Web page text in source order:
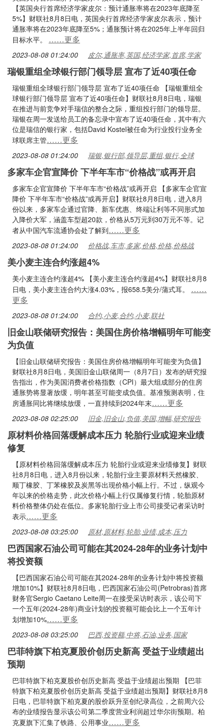
【英国央行首席经济学家皮尔：预计通胀率将在2023年底降至
5%】财联社8月8日电，英国央行首席经济学家皮尔表示，预计
通胀率将在2023年底降至5%；通胀预计将在2025年上半年回归
目标水平。 ……更多
2023-08-08 01:24:00 皮尔,通胀率,英国,经济学家,首席,学家
瑞银重组全球银行部门领导层 宣布了近40项任命
瑞银重组全球银行部门领导层 宣布了近40项任命 【瑞银重组全
球银行部门领导层 宣布了近40项任命】财联社8月8日电，瑞银
在推进与前竞争对手瑞信的整合之际，重组投行部门的领导层。
瑞银在周一发送给员工的备忘录中宣布了近40项任命，其中有六
位是瑞信的银行家，包括David Kostel被任命为行业投行业务全
球联席主管……更多
2023-08-08 01:24:00 瑞银,银行部,领导层,重组,银行,全球
多家车企官宣降价 下半年车市“价格战”或再开启
多家车企官宣降价 下半年车市“价格战”或再开启 【多家车企官宣
降价 下半年车市“价格战”或再开启】财联社8月8日电，进入8月
份以来，多家车企通过官降、新车优惠、终端让利等不同形式加
入降价大军，涵盖车型超20款，价格从5万元到30万元不等。记
者从中国汽车流通协会处了解到……更多
2023-08-08 01:24:00 价格战,车市,多家,价格,价格,价格战
美小麦主连合约涨超4%
美小麦主连合约涨超4% 【美小麦主连合约涨超4%】财联社8月8
日电，美小麦主连合约大涨4.03%，报658.5美分/蒲式耳。 ……
更多
2023-08-08 01:24:00 合约,小麦,合约,小麦,联社
旧金山联储研究报告：美国住房价格增幅明年可能变
为负值
【旧金山联储研究报告：美国住房价格增幅明年可能变为负值】
财联社8月8日电，美国旧金山联储周一（8月7日）发布的研究报
告指出，作为美国消费者价格指数（CPI）最大组成部分的住房
通胀势将显著放缓，明年甚至可能变成负值。基准预测表明，住
房通胀同比将继续放缓，一直持续到2024年末……更多
2023-08-08 02:25:00 旧金,旧金山,负值,美国,增幅,研究报告
原材料价格回落缓解成本压力 轮胎行业或迎来业绩
修复
【原材料价格回落缓解成本压力 轮胎行业或迎来业绩修复】财联
社8月8日电，进入8月份以来，轮胎行业主要原材料天然橡胶、
顺丁橡胶、丁苯橡胶及炭黑等出现价格小幅上行。不过，纵观今
年以来的价格走势，此次价格小幅上行仅属修复行情，轮胎原材
料价格整体仍处在低位。多家轮胎行业上市公司接受记者采访时
表示……更多
2023-08-08 03:25:00 原材,原材料,轮胎,业绩,成本,压力
巴西国家石油公司可能在其2024-28年的业务计划中
将投资额
【巴西国家石油公司可能在其2024-28年的业务计划中将投资额
增加10%】财联社8月8日电，巴西国家石油公司(Petrobras)首席
财务官Sergio Caetano Leite周一在接受采访时表示，该公司下
一个五年(2024-28年)商业计划的投资额可能会比上一个五年计
划增加10%……更多
2023-08-08 03:25:00 巴西,投资额,中将,石油,业务,国家
巴菲特旗下柏克夏股价创历史新高 受益于业绩超出
预期
巴菲特旗下柏克夏股价创历史新高 受益于业绩超出预期 【巴菲
特旗下柏克夏股价创历史新高 受益于业绩超出预期】财联社8月8
日电，巴菲特旗下柏克夏的股价跃升至创纪录高位，之前周六公
布的业绩报告显示该公司第二季度营业利润超过华尔街预期。柏
克夏旗下汇集了铁路、公用事业……更多